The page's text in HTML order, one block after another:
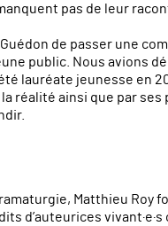
pas de leur
de passer une
public. Nous avions
lauréate jeunesse en
réalité ainsi que par ses
Matthieu Roy
d’auteurices